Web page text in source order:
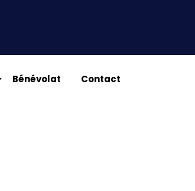
Bénévolat Contact